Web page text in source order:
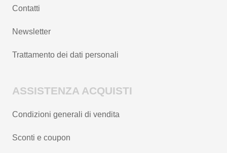
Contatti
Newsletter
Trattamento dei dati personali
ASSISTENZA ACQUISTI
Condizioni generali di vendita
Sconti e coupon